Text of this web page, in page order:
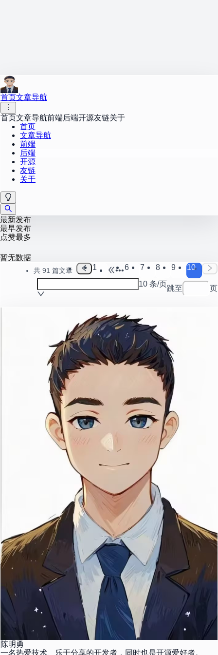
首页文章导航
首页文章导航前端后端开源友链关于
首页
文章导航
前端
后端
开源
友链
关于
最新发布
最早发布
点赞最多
暂无数据
共 91 篇文章 1 •••6 7 8 9
10
10 条/页
跳至 页
陈明勇
一名热爱技术、乐于分享的开发者，同时也是开源爱好者。